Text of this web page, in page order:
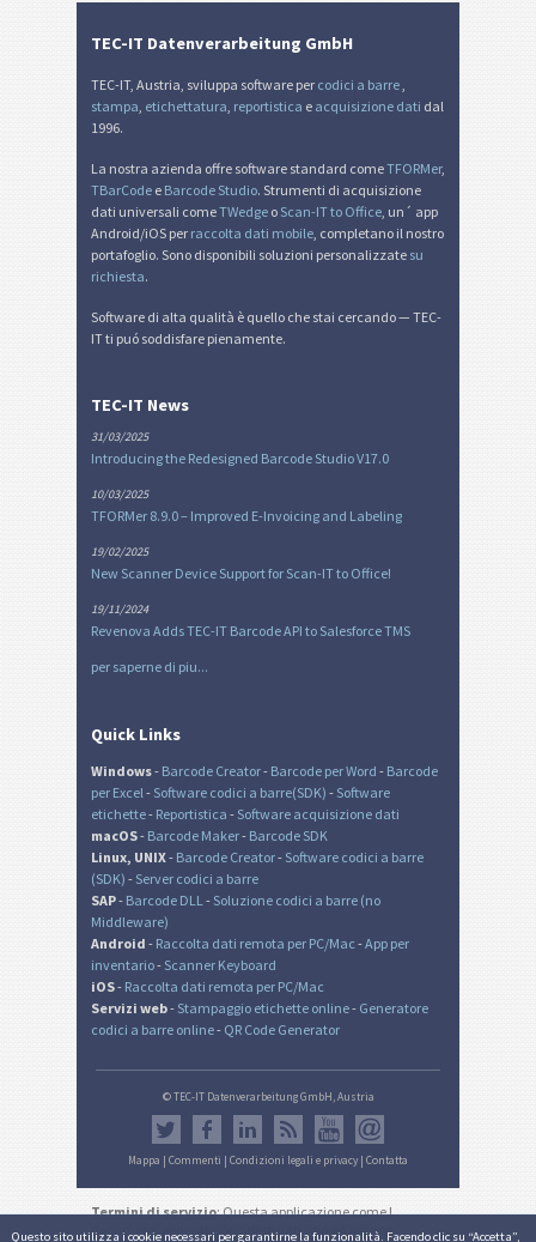
Questo sito utilizza i cookie necessari per garantirne la funzionalità. Facendo clic su “Accetta”,
TEC-IT Datenverarbeitung GmbH
TEC-IT, Austria, sviluppa software per codici a barre
stampa etichettatura reportistica e acquisizione dati dal
1996.
La nostra azienda offre software standard comeTFORMer,
TBarCode e Barcode Studio. Strumenti di acquisizione
dati universali comeTWedge o Scan-IT to Office , un´ app
Android/iOS per raccolta dati mobile , completano il nostro
portafoglio. Sono disponibili soluzioni personalizzate su
richiesta.
Software di alta qualità è quello che stai cercando — TEC-
IT ti puó soddisfare pienamente.
TEC-IT News
31/03/2025
Introducing the Redesigned Barcode Studio V17.0
10/03/2025
TFORMer 8.9.0 – Improved E-Invoicing and Labeling
19/02/2025
New Scanner Device Support for Scan-IT to Office!
19/11/2024
Revenova Adds TEC-IT Barcode API to Salesforce TMS
per saperne di piu...
Quick Links
Windows- Barcode Creator- Barcode per Word - Barcode
per Excel - Software codici a barre(SDK) - Software
etichette- Reportistica - Software acquisizione dati
macOS- Barcode Maker- Barcode SDK
Linux, UNIX- Barcode Creator- Software codici a barre
(SDK) - Server codici a barre
SAP- Barcode DLL - Soluzione codici a barre (no
Middleware)
Android - Raccolta dati remota per PC/Mac -App per
inventario- Scanner Keyboard
iOS- Raccolta dati remota per PC/Mac
Servizi web- Stampaggio etichette online- Generatore
codici a barre online- QR Code Generator
© TEC-IT Datenverarbeitung GmbH, Austria
Mappa | Commenti | Condizioni legali e privacy | Contatta
Termini di servizio: Questa applicazione come I
documenti generati sono destinati solo ad usi non